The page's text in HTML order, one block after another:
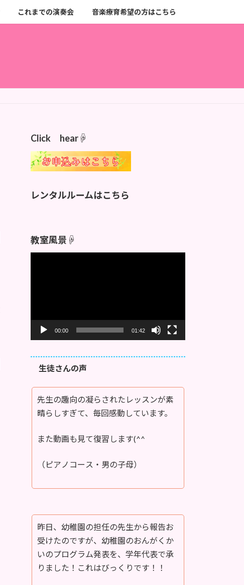
これまでの演奏会 音楽療育希望の方はこちら
Click hear☟
レンタルルームはこちら
教室風景☟
ヤ
00:00 01:42
生徒さんの声
先生の趣向の凝らされたレッスンが素
晴らしすぎて、毎回感動しています。
また動画も見て復習します(^^
（ピアノコース・男の子母）
昨日、幼稚園の担任の先生から報告お
受けたのですが、幼稚園のおんがくか
いのプログラム発表を、学年代表で承
りました！これはびっくりです！！